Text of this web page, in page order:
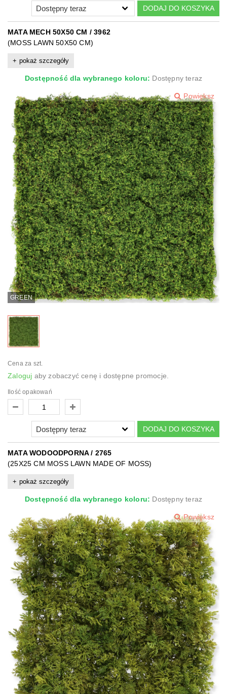
DODAJ DO KOSZYKA
MATA MECH 50X50 CM / 3962
(MOSS LAWN 50X50 CM)
pokaż szczegóły
Dostępność dla wybranego koloru: Dostępny teraz
GREEN
Powiększ
Cena za szt.
Zaloguj aby zobaczyć cenę i dostępne promocje.
Ilość opakowań
DODAJ DO KOSZYKA
MATA WODOODPORNA / 2765
(25X25 CM MOSS LAWN MADE OF MOSS)
pokaż szczegóły
Dostępność dla wybranego koloru: Dostępny teraz
Powiększ